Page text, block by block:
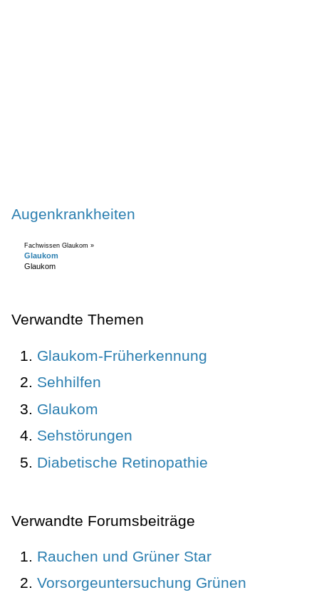
Augenkrankheiten
Fachwissen Glaukom »
Glaukom
Glaukom
Verwandte Themen
Glaukom-Früherkennung
Sehhilfen
Glaukom
Sehstörungen
Diabetische Retinopathie
Verwandte Forumsbeiträge
Rauchen und Grüner Star
Vorsorgeuntersuchung Grünen